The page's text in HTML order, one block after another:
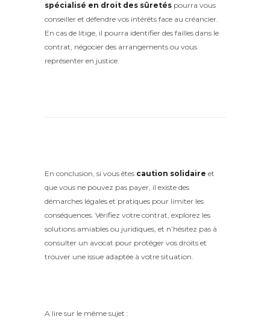
spécialisé en droit des sûretés pourra vous
conseiller et défendre vos intérêts face au créancier.
En cas de litige, il pourra identifier des failles dans le
contrat, négocier des arrangements ou vous
représenter en justice.
En conclusion, si vous êtes caution solidaire et
que vous ne pouvez pas payer, il existe des
démarches légales et pratiques pour limiter les
conséquences. Vérifiez votre contrat, explorez les
solutions amiables ou juridiques, et n’hésitez pas à
consulter un avocat pour protéger vos droits et
trouver une issue adaptée à votre situation.
A lire sur le même sujet :